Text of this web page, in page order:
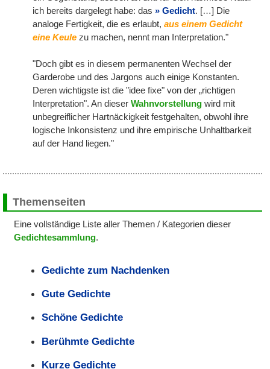
ich bereits dargelegt habe: das
Gedicht. […] Die
analoge Fertigkeit, die es erlaubt, aus einem Gedicht
eine Keulezu machen, nennt man Interpretation."
"Doch gibt es in diesem permanenten Wechsel der
Garderobe und des Jargons auch einige Konstanten.
Deren wichtigste ist die "idee fixe" von der „richtigen
Interpretation". An dieser Wahnvorstellungwird mit
unbegreiflicher Hartnäckigkeit festgehalten, obwohl ihre
logische Inkonsistenz und ihre empirische Unhaltbarkeit
auf der Hand liegen."
Themenseiten
Eine vollständige Liste aller Themen / Kategorien dieser
Gedichtesammlung.
Gedichte zum Nachdenken
Gute Gedichte
Schöne Gedichte
Berühmte Gedichte
Kurze Gedichte